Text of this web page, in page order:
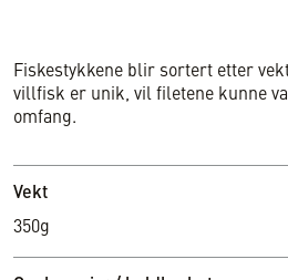
Fiskestykkene blir sortert etter
villfisk er unik, vil filetene kunne
omfang.
Vekt
350g